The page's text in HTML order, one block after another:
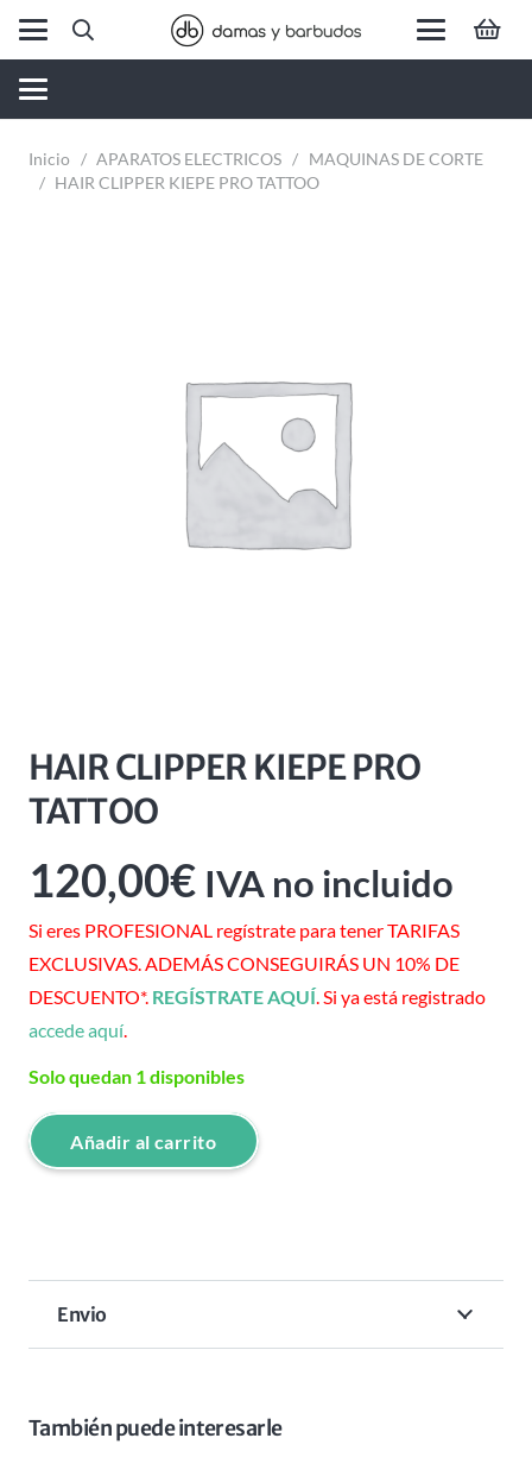
Inicio / APARATOS ELECTRICOS / MAQUINAS DE CORTE
/ HAIR CLIPPER KIEPE PRO TATTOO
HAIR CLIPPER KIEPE PRO
TATTOO
120,00€ IVA no incluido
Si eres PROFESIONAL regístrate para tener TARIFAS
EXCLUSIVAS. ADEMÁS CONSEGUIRÁS UN 10% DE
DESCUENTO*. REGÍSTRATE AQUÍ. Si ya está registrado
accede aquí.
Solo quedan 1 disponibles
HAIR
cantidad
Añadir al carrito
Envio
También puede interesarle